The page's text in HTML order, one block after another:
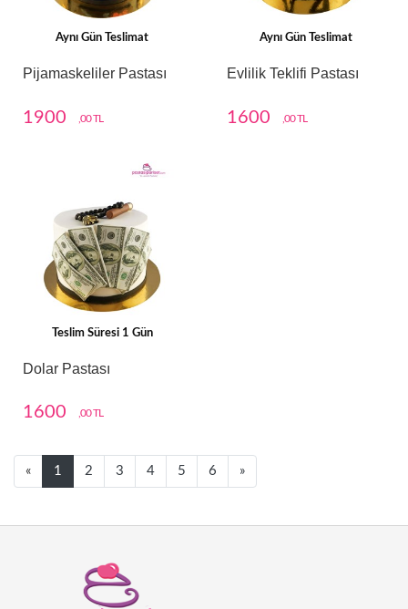
Aynı Gün Teslimat
Pijamaskeliler Pastası
1900 ,00 TL
Aynı Gün Teslimat
Evlilik Teklifi Pastası
1600 ,00 TL
Teslim Süresi 1 Gün
Dolar Pastası
1600 ,00 TL
«Next1 2 3 4 5 6 »Next